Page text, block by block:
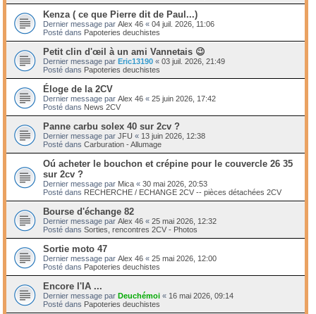
Kenza ( ce que Pierre dit de Paul...)
Dernier message par Alex 46 « 04 juil. 2026, 11:06
Posté dans Papoteries deuchistes
Petit clin d'œil à un ami Vannetais 😉
Dernier message par Eric13190 « 03 juil. 2026, 21:49
Posté dans Papoteries deuchistes
Éloge de la 2CV
Dernier message par Alex 46 « 25 juin 2026, 17:42
Posté dans News 2CV
Panne carbu solex 40 sur 2cv ?
Dernier message par JFU « 13 juin 2026, 12:38
Posté dans Carburation - Allumage
Oú acheter le bouchon et crépine pour le couvercle 26 35
sur 2cv ?
Dernier message par Mica « 30 mai 2026, 20:53
Posté dans RECHERCHE / ECHANGE 2CV -- pièces détachées 2CV
Bourse d'échange 82
Dernier message par Alex 46 « 25 mai 2026, 12:32
Posté dans Sorties, rencontres 2CV - Photos
Sortie moto 47
Dernier message par Alex 46 « 25 mai 2026, 12:00
Posté dans Papoteries deuchistes
Encore l'IA ...
Dernier message par Deuchémoi « 16 mai 2026, 09:14
Posté dans Papoteries deuchistes